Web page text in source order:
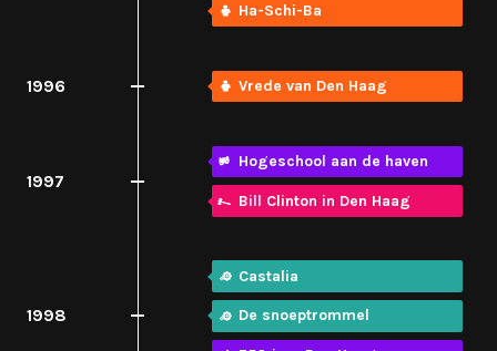
Ha-Schi-Ba
1996 Vrede van Den Haag
1997
Hogeschool aan de haven
Bill Clinton in Den Haag
1998
Castalia
De snoeptrommel